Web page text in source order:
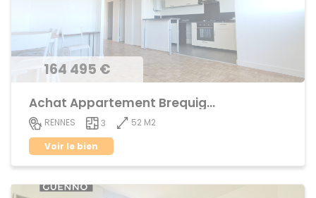
164 495 €
Achat Appartement Brequigny
RENNES 3
52 M2
Voir le bien